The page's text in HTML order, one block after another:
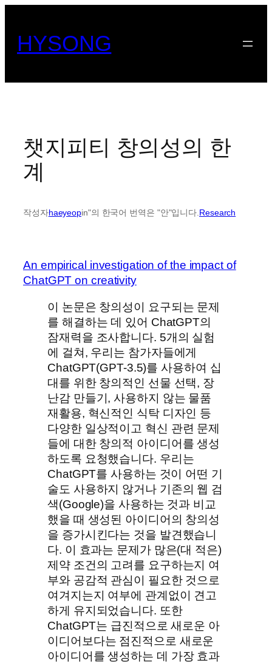
HYSONG
챗지피티 창의성의 한
계
작성자haeyeopin"의 한국어 번역은 "안"입니다.Research
An empirical investigation of the impact of
ChatGPT on creativity
이 논문은 창의성이 요구되는 문제
를 해결하는 데 있어 ChatGPT의
잠재력을 조사합니다. 5개의 실험
에 걸쳐, 우리는 참가자들에게
ChatGPT(GPT-3.5)를 사용하여 십
대를 위한 창의적인 선물 선택, 장
난감 만들기, 사용하지 않는 물품
재활용, 혁신적인 식탁 디자인 등
다양한 일상적이고 혁신 관련 문제
들에 대한 창의적 아이디어를 생성
하도록 요청했습니다. 우리는
ChatGPT를 사용하는 것이 어떤 기
술도 사용하지 않거나 기존의 웹 검
색(Google)을 사용하는 것과 비교
했을 때 생성된 아이디어의 창의성
을 증가시킨다는 것을 발견했습니
다. 이 효과는 문제가 많은(대 적은)
제약 조건의 고려를 요구하는지 여
부와 공감적 관심이 필요한 것으로
여겨지는지 여부에 관계없이 견고
하게 유지되었습니다. 또한
ChatGPT는 급진적으로 새로운 아
이디어보다는 점진적으로 새로운
아이디어를 생성하는 데 가장 효과